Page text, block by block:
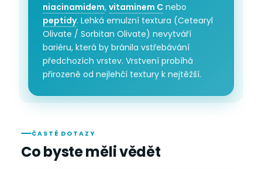
niacinamidem, vitaminem C nebo
peptidy. Lehká emulzní textura (Cetearyl
Olivate / Sorbitan Olivate) nevytváří
bariéru, která by bránila vstřebávání
předchozích vrstev. Vrstvení probíhá
přirozeně od nejlehčí textury k nejtěžší.
ČASTÉ DOTAZY
Co byste měli vědět